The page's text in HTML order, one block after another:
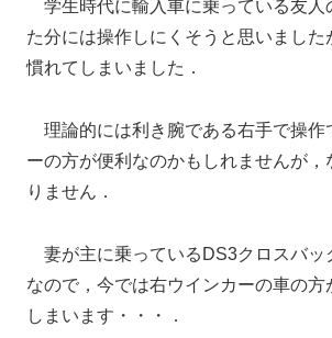
学生時代に輸入車に乗っている友人
た分には操作しにくそうと思いました
慣れてしまいました．
理論的には利き腕である右手で操作
ーの方が便利なのかもしれませんが，
りません．
妻が主に乗っているDS3クロスバッ
なので，今では右ウインカーの車の方
しまいます・・・．